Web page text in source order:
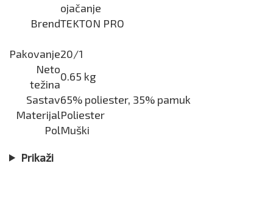
ojačanje
BrendTEKTON PRO
Pakovanje20/1
Neto
težina
0.65 kg
Sastav65% poliester, 35% pamuk
MaterijalPoliester
PolMuški
Prikaži